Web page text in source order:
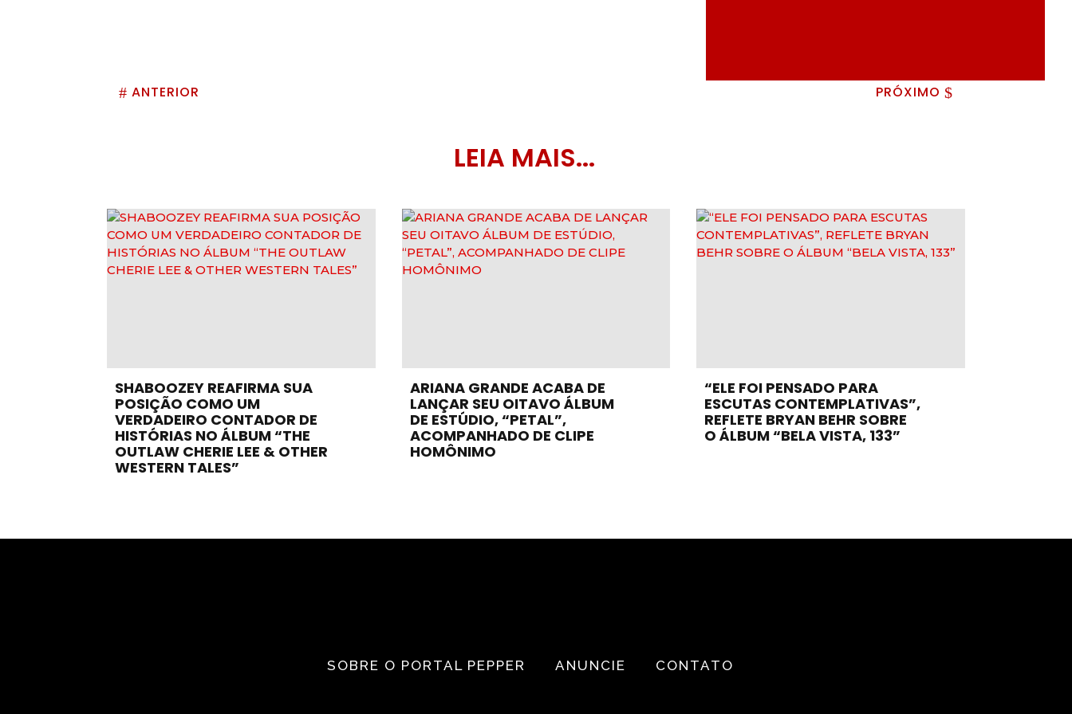
# ANTERIOR PRÓXIMO $
LEIA MAIS...
SHABOOZEY REAFIRMA SUA
POSIÇÃO COMO UM
VERDADEIRO CONTADOR DE
HISTÓRIAS NO ÁLBUM “THE
OUTLAW CHERIE LEE & OTHER
WESTERN TALES”
ARIANA GRANDE ACABA DE
LANÇAR SEU OITAVO ÁLBUM
DE ESTÚDIO, “PETAL”,
ACOMPANHADO DE CLIPE
HOMÔNIMO
“ELE FOI PENSADO PARA
ESCUTAS CONTEMPLATIVAS”,
REFLETE BRYAN BEHR SOBRE
O ÁLBUM “BELA VISTA, 133”
SOBRE O PORTAL PEPPER ANUNCIE CONTATO